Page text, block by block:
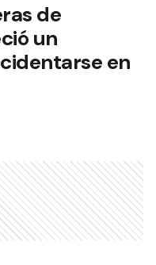
de
un
en